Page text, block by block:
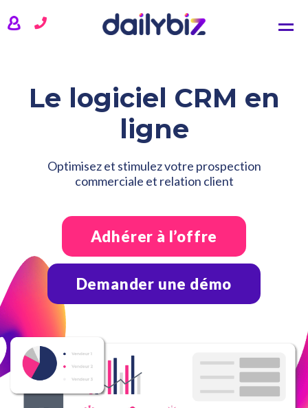
CRM
Gestion de projets
TARIFS
QUI SOMMES-NOUS ?
SE CONNECTER
CONTACTEZ-NOUS
Le logiciel CRM en
ligne
Optimisez et stimulez votre prospection
commerciale et relation client
Adhérer à l’offre
Demander une démo